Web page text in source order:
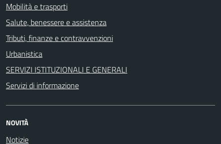
Mobilità e trasporti
Salute, benessere e assistenza
Tributi, finanze e contravvenzioni
Urbanistica
SERVIZI ISTITUZIONALI E GENERALI
Servizi di informazione
NOVITÀ
Notizie